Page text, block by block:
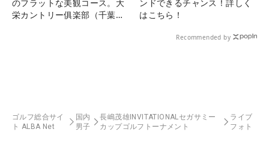
のフラットな美観コース。大
栄カントリー俱楽部（千葉
ンドできるチャンス！詳しく
はこちら！
Recommended by
ゴルフ総合サイ
ト ALBA Net
国内
男子
長嶋茂雄INVITATIONALセガサミー
カップゴルフトーナメント
ライブ
フォト